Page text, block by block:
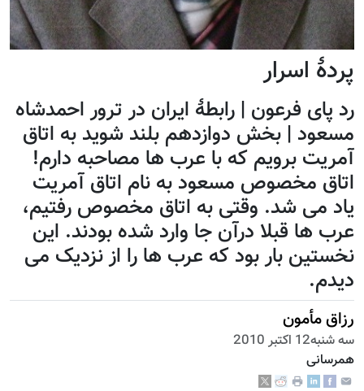
پردۀ اسرار
رد پای فرعون | رابطۀ ایران در ترور احمدشاه
مسعود | بخش دوازدهم بلند شوید به اتاق
آمریت برویم که با عرب ها مصاحبه دارم!
اتاق مخصوص مسعود به نام اتاق آمریت
یاد می شد. وقتی به اتاق مخصوص رفتیم،
عرب ها قبلا درآن جا وارد شده بودند. این
نخستین بار بود که عرب ها را از نزدیک می
دیدم.
رزاق مأمون
سه شنبه12 اكتبر 2010
همرسانی